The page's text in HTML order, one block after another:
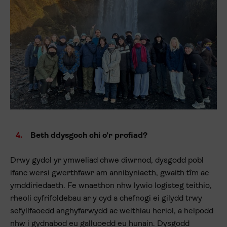
Beth ddysgoch chi o’r profiad?
Drwy gydol yr ymweliad chwe diwrnod, dysgodd pobl
ifanc wersi gwerthfawr am annibyniaeth, gwaith tîm ac
ymddiriedaeth. Fe wnaethon nhw lywio logisteg teithio,
rheoli cyfrifoldebau ar y cyd a chefnogi ei gilydd trwy
sefyllfaoedd anghyfarwydd ac weithiau heriol, a helpodd
nhw i gydnabod eu galluoedd eu hunain. Dysgodd